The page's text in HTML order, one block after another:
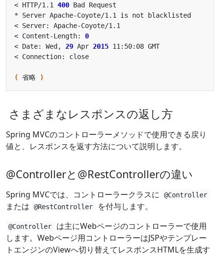
< HTTP/1.1 400
< Content-Length: 0
< Date: Wed, 29 Apr 2015
( 省略 )
さまざまなレスポンスの返し方
Spring MVCのコントローラーメソッドで使用できる戻り
値と、レスポンスを返す方法について説明します。
@Controllerと@RestControllerの違い
Spring MVCでは、コントローラークラスに @Controller
または @RestController を付与します。
@Controller
は主にWebページのコントローラーで使用
します。Webページ用コントローラーはJSPやテンプレー
トエンジンのViewへ切り替えてレスポンスHTMLを生成す